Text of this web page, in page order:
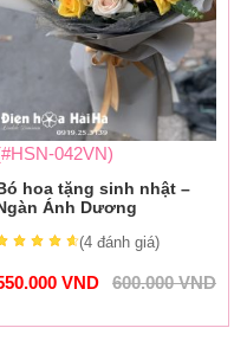
042VN)
hoa tặng sinh nhật –
Ánh Dương
(4 đánh giá)
600.000VND
VND